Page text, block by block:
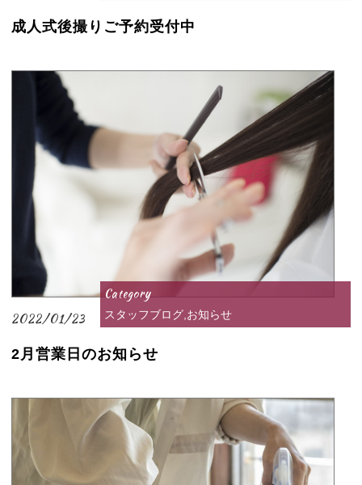
成人式後撮りご予約受付中
2022/01/23
Category
スタッフブログ,お知らせ
2月営業日のお知らせ